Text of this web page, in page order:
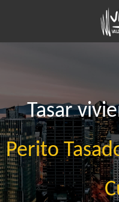
contenido
Tasar
Perito